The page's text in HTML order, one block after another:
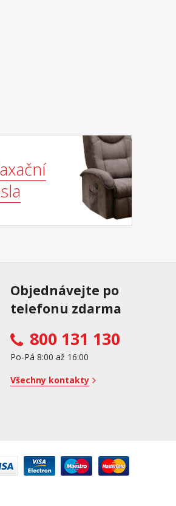
Objednávejte po
telefonu zdarma
800 131 130
Po-Pá 8:00 až 16:00
Všechny kontakty